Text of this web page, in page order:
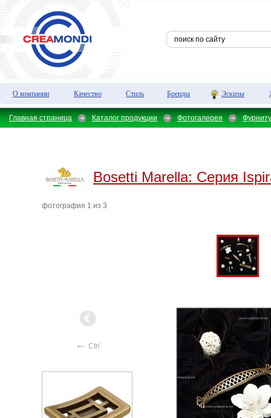
О компании Качество Стиль Бренды Эскизы
Главная страница Каталог продукции Фотогалерея
Bosetti Marella: Серия
фотография 1 из 3
← Ctrl